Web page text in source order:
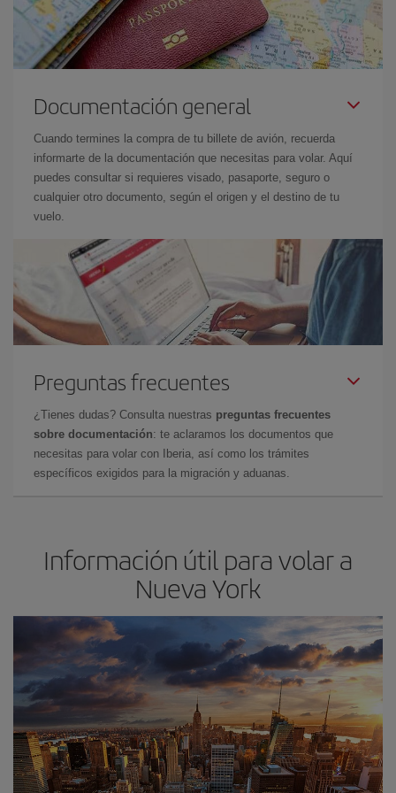
Documentación general
Cuando termines la compra de tu billete de avión, recuerda
informarte de la documentación que necesitas para volar. Aquí
puedes consultar si requieres visado, pasaporte, seguro o
cualquier otro documento, según el origen y el destino de tu
vuelo.
Preguntas frecuentes
¿Tienes dudas? Consulta nuestras preguntas frecuentes
sobre documentación: te aclaramos los documentos que
necesitas para volar con Iberia, así como los trámites
específicos exigidos para la migración y aduanas.
Información útil para volar a
Nueva York